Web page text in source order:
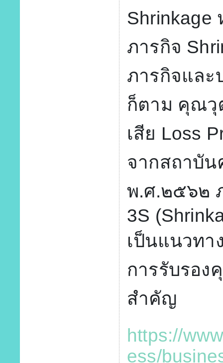
Shrinkage
ภารกิจ
ภารกิจและ
ก็ตาม คุณวุ
เสีย Loss
จากสถาบั
พ.ศ.๒๕๖๒
3S
เป็นแนวทา
การรับรอ
สำคัญ
https://
ess/